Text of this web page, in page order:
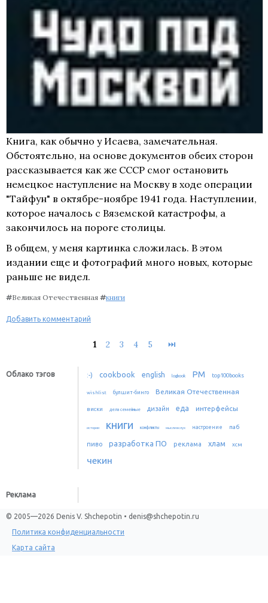
Книга, как обычно у Исаева, замечательная.
Обстоятельно, на основе документов обеих сторон
рассказывается как же СССР смог остановить
немецкое наступление на Москву в ходе операции
"Тайфун" в октябре-ноябре 1941 года. Наступлении,
которое началось с Вяземской катастрофы, а
закончилось на пороге столицы.
В общем, у меня картинка сложилась. В этом
издании еще и фотографий много новых, которые
раньше не видел.
#Великая Отечественная #книги
Добавить комментарий
1 2 3 4 5 ⏭
Облако тэгов :-) cookbook english logbook PM top100books
wishlist булшит-бинго Великая Отечественная
виски дела семейные дизайн еда интерфейсы
истории книги конфликты мысли вслух настроение паб
пиво разработка ПО реклама хлам хсм
чекин
Реклама
© 2005—2026 Denis V. Shchepotin • denis@shchepotin.ru
Политика конфиденциальности
Карта сайта